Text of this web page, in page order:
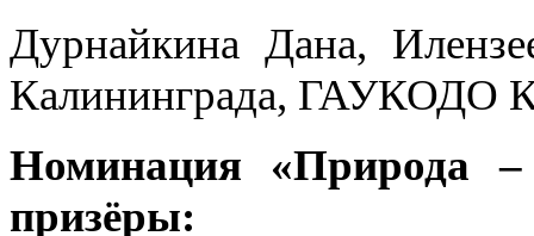
Дурнайкина Дана,
Калининграда,
Номинация «Природа
призёры: